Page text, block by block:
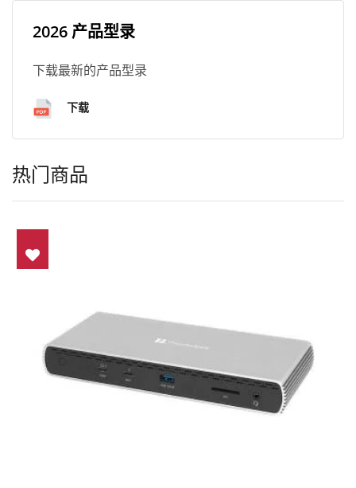
2026 产品型录
下载最新的产品型录
下载
热门商品